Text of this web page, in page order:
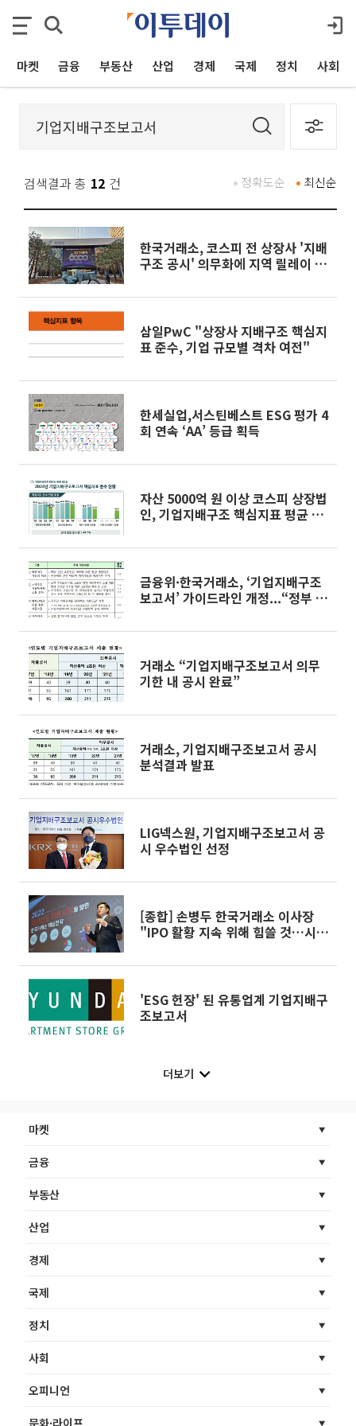
마켓 금융 부동산 산업 경제 국제 정치 사회
검색결과 총 12 건 최신순
정확도순
한국거래소, 코스피 전 상장사 '지배
구조 공시' 의무화에 지역 릴레이 설
삼일PwC "상장사 지배구조 핵심지
표 준수, 기업 규모별 격차 여전"
한세실업,서스틴베스트 ESG 평가 4
회 연속 ‘AA’ 등급 획득
자산 5000억 원 이상 코스피 상장법
인, 기업지배구조 핵심지표 평균 준
금융위·한국거래소, ‘기업지배구조
보고서’ 가이드라인 개정...“정부 제
거래소 “기업지배구조보고서 의무
기한 내 공시 완료”
거래소, 기업지배구조보고서 공시
분석결과 발표
LIG넥스원, 기업지배구조보고서 공
시 우수법인 선정
[종합] 손병두 한국거래소 이사장
"IPO 활황 지속 위해 힘쓸 것…시장
'ESG 헌장' 된 유통업계 기업지배구
조보고서
더보기
마켓
금융
부동산
산업
경제
국제
정치
사회
오피니언
문화·라이프